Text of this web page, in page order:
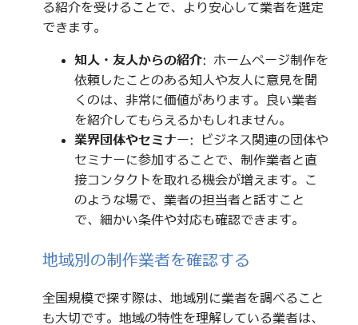
る紹介を受けることで、より安心して業者を選定
できます。
知人・友人からの紹介: ホームページ制作を
依頼したことのある知人や友人に意見を聞
くのは、非常に価値があります。良い業者
を紹介してもらえるかもしれません。
業界団体やセミナー: ビジネス関連の団体や
セミナーに参加することで、制作業者と直
接コンタクトを取れる機会が増えます。こ
のような場で、業者の担当者と話すこと
で、細かい条件や対応も確認できます。
地域別の制作業者を確認する
全国規模で探す際は、地域別に業者を調べること
も大切です。地域の特性を理解している業者は、